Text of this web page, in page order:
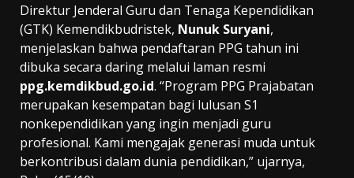
Direktur Jenderal Guru dan Tenaga Kependidikan
(GTK) Kemendikbudristek, Nunuk Suryani,
menjelaskan bahwa pendaftaran PPG tahun ini
dibuka secara daring melalui laman resmi
ppg.kemdikbud.go.id. “Program PPG Prajabatan
merupakan kesempatan bagi lulusan S1
nonkependidikan yang ingin menjadi guru
profesional. Kami mengajak generasi muda untuk
berkontribusi dalam dunia pendidikan,” ujarnya,